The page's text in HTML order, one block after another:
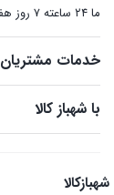
ما ۲۴ ساعته ۷ روز هفته پاسخگوی شما هستیم.
خدمات مشتریان
با شهباز کالا
شهبازکالا